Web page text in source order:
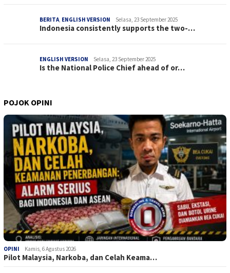
BERITA, ENGLISH VERSION Selasa, 23 September 2025
Indonesia consistently supports the two-…
ENGLISH VERSION Selasa, 23 September 2025
Is the National Police Chief ahead of or…
POJOK OPINI
OPINI Kamis, 6 Agustus 2026
Pilot Malaysia, Narkoba, dan Celah Keama…